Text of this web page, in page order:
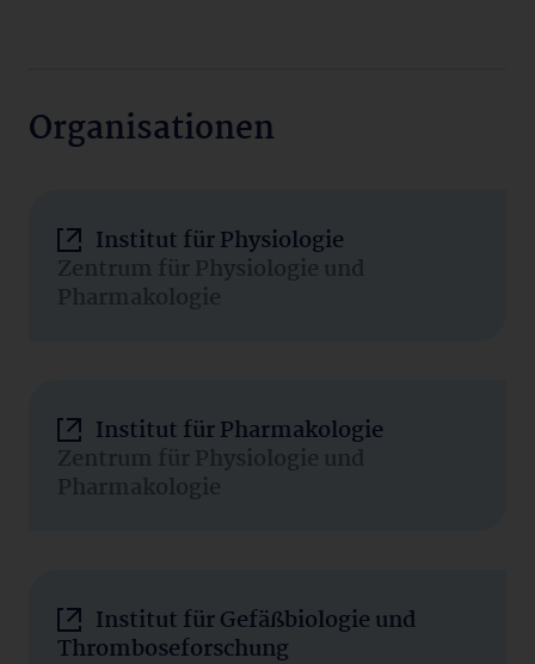
Organisationen
Institut für Physiologie
Zentrum für Physiologie und
Pharmakologie
Institut für Pharmakologie
Zentrum für Physiologie und
Pharmakologie
Institut für Gefäßbiologie und
Thromboseforschung